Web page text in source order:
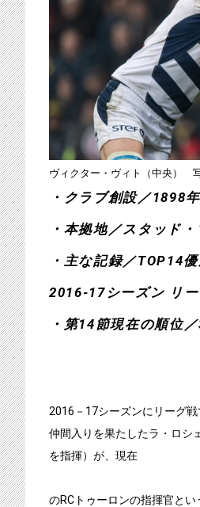
ヴィクター・ヴィト（中央）
・クラブ創設／1898年
・本拠地／スタッド
・主な記録／TOP14
2016-17シーズン リ
・第14節現在の順位
2016－17シーズンにリーグ
仲間入りを果たしたラ・ロシ
を指揮）が、現在
のRCトゥーロンの指揮官とい